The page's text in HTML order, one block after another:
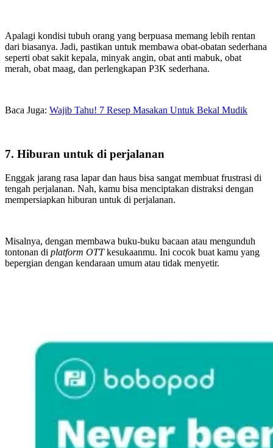
Apalagi kondisi tubuh orang yang berpuasa memang lebih rentan
dari biasanya. Jadi, pastikan untuk membawa obat-obatan sederhana
seperti obat sakit kepala, minyak angin, obat anti mabuk, obat
merah, obat maag, dan perlengkapan P3K sederhana.
Baca Juga: Wajib Tahu! 7 Resep Masakan Untuk Bekal Mudik
7. Hiburan untuk di perjalanan
Enggak jarang rasa lapar dan haus bisa sangat membuat frustrasi di
tengah perjalanan. Nah, kamu bisa menciptakan distraksi dengan
mempersiapkan hiburan untuk di perjalanan.
Misalnya, dengan membawa buku-buku bacaan atau mengunduh
tontonan di platform OTTkesukaanmu. Ini cocok buat kamu yang
bepergian dengan kendaraan umum atau tidak menyetir.